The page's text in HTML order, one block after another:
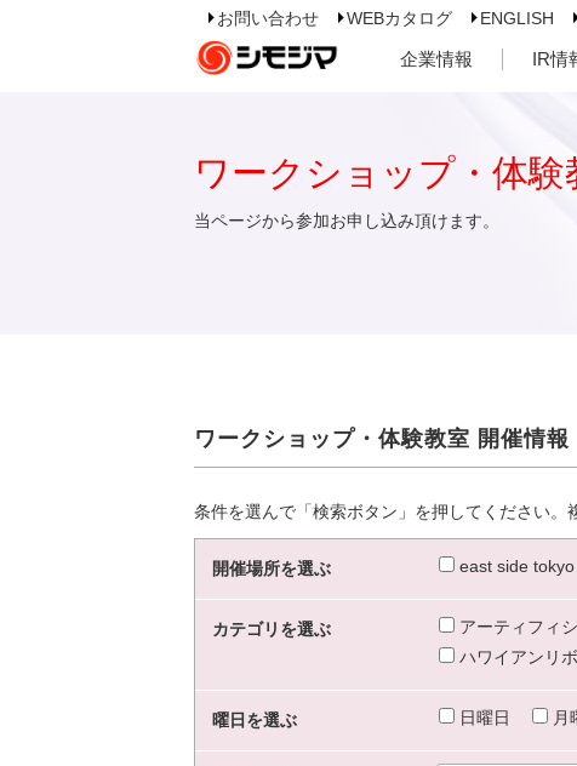
お問い合わせ WEBカタログ ENGLISH
企業情報 IR情
ワークショップ・体験
当ページから参加お申し込み頂けます。
ワークショップ・体験教室 開催情報
条件を選んで「検索ボタン」を押してください。
開催場所を選ぶ east side tokyo
カテゴリを選ぶ アーティフィ
ハワイアンリ
曜日を選ぶ 日曜日 月